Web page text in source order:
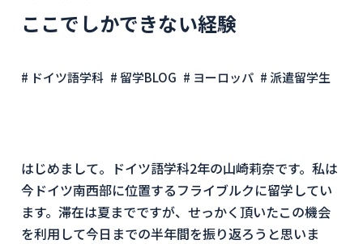
ここでしかできない経験
# ドイツ語学科 # 留学BLOG # ヨーロッパ # 派遣留学生
はじめまして。ドイツ語学科2年の山崎莉奈です。私は
今ドイツ南西部に位置するフライブルクに留学してい
ます。滞在は夏までですが、せっかく頂いたこの機会
を利用して今日までの半年間を振り返ろうと思いま